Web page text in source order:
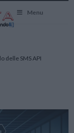
Menu
delle SMS API